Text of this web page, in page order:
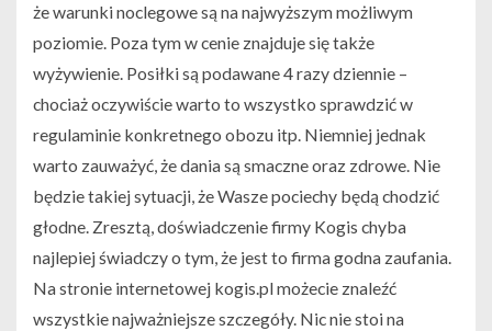
że warunki noclegowe są na najwyższym możliwym
poziomie. Poza tym w cenie znajduje się także
wyżywienie. Posiłki są podawane 4 razy dziennie –
chociaż oczywiście warto to wszystko sprawdzić w
regulaminie konkretnego obozu itp. Niemniej jednak
warto zauważyć, że dania są smaczne oraz zdrowe. Nie
będzie takiej sytuacji, że Wasze pociechy będą chodzić
głodne. Zresztą, doświadczenie firmy Kogis chyba
najlepiej świadczy o tym, że jest to firma godna zaufania.
Na stronie internetowej kogis.pl możecie znaleźć
wszystkie najważniejsze szczegóły. Nic nie stoi na